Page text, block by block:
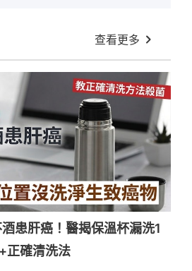
查看更多
患肝癌！醫揭保溫杯漏洗1
正確清洗法